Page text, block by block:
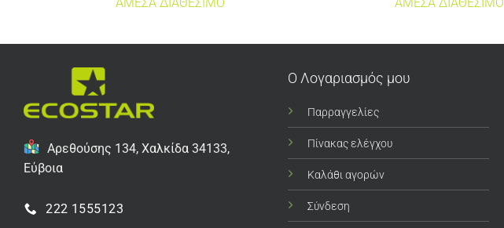
Αρεθούσης 134, Χαλκίδα 34133,
Εύβοια
222 1555123
Ο Λογαριασμός μου
Παρραγγελίες
Πίνακας ελέγχου
Καλάθι αγορών
Σύνδεση